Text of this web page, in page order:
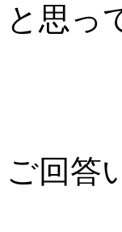
と思っ
ご回答